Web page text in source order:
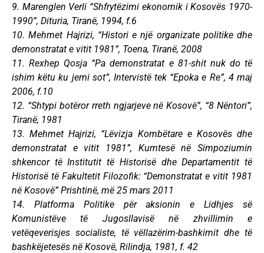
9. Marenglen Verli “Shfrytëzimi ekonomik i Kosovës 1970-
1990”, Dituria, Tiranë, 1994, f.6
10. Mehmet Hajrizi, “Histori e një organizate politike dhe
demonstratat e vitit 1981”, Toena, Tiranë, 2008
11. Rexhep Qosja “Pa demonstratat e 81-shit nuk do të
ishim këtu ku jemi sot”, Intervistë tek “Epoka e Re”, 4 maj
2006, f.10
12. “Shtypi botëror rreth ngjarjeve në Kosovë”, “8 Nëntori”,
Tiranë, 1981
13. Mehmet Hajrizi, “Lëvizja Kombëtare e Kosovës dhe
demonstratat e vitit 1981”, Kumtesë në Simpoziumin
shkencor të Institutit të Historisë dhe Departamentit të
Historisë të Fakultetit Filozofik: “Demonstratat e vitit 1981
në Kosovë” Prishtinë, më 25 mars 2011
14. Platforma Politike për aksionin e Lidhjes së
Komunistëve të Jugosllavisë në zhvillimin e
vetëqeverisjes socialiste, të vëllazërim-bashkimit dhe të
bashkëjetesës në Kosovë, Rilindja, 1981, f. 42